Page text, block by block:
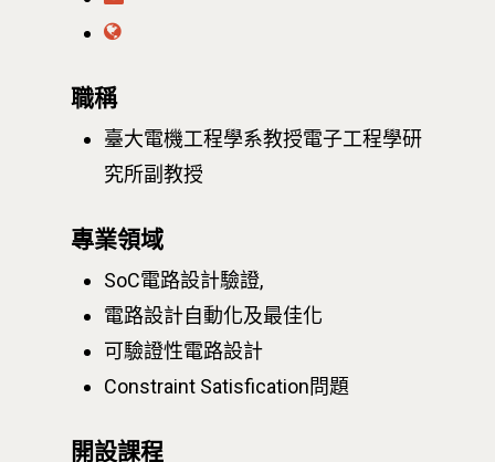
職稱
臺大電機工程學系教授電子工程學研
究所副教授
專業領域
SoC電路設計驗證,
電路設計自動化及最佳化
可驗證性電路設計
Constraint Satisfication問題
開設課程